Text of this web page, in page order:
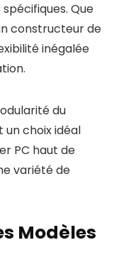
Que
constructeur de
inégalée
du
un choix idéal
PC haut de
variété de
Modèles